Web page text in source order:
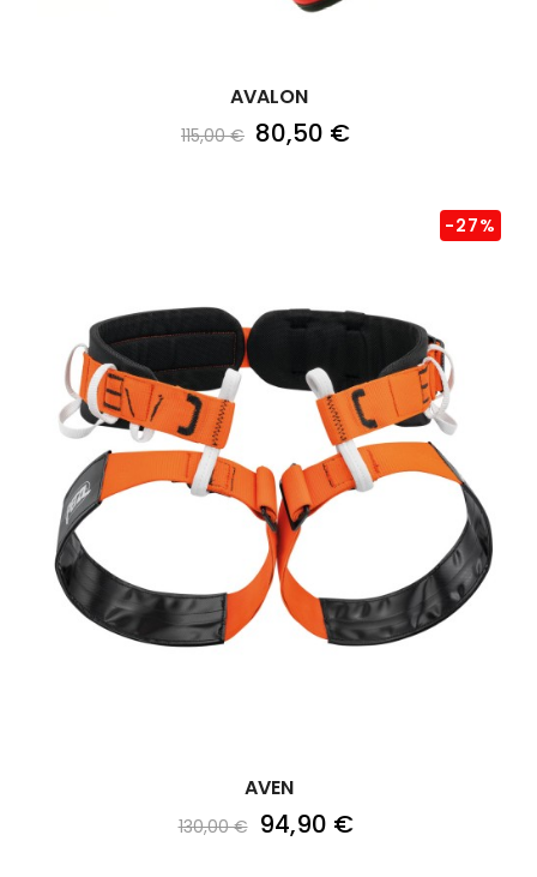
AVALON
115,00 € 80,50 €
AVEN
130,00 €
-27%
94,90 €